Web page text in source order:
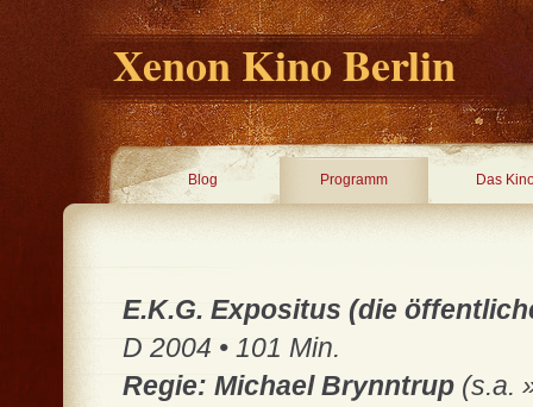
Xenon Kino Berlin
Blog Programm Das
E.K.G. Expositus (die
D 2004 • 101 Min.
Regie: Michael Brynntrup (s.a.